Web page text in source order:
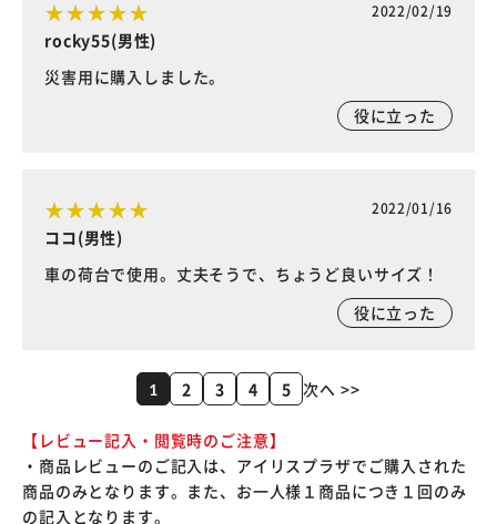
2022/02/19
rocky55(男性)
災害用に購入しました。
役に立った
2022/01/16
ココ(男性)
車の荷台で使用。丈夫そうで、ちょうど良いサイズ！
役に立った
1 2 3 4 5 次へ >>
【レビュー記入・閲覧時のご注意】
・商品レビューのご記入は、アイリスプラザでご購入された
商品のみとなります。また、お一人様１商品につき１回のみ
の記入となります。